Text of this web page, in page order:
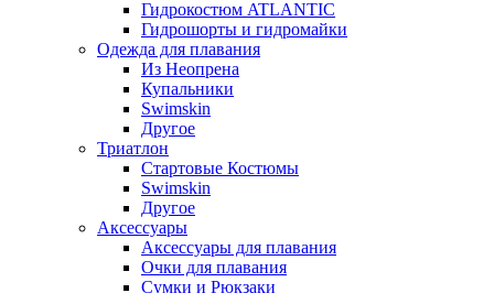
Гидрокостюм ATLANTIC
Гидрошорты и гидромайки
Одежда для плавания
Из Неопрена
Купальники
Swimskin
Другое
Триатлон
Стартовые Костюмы
Swimskin
Другое
Аксессуары
Аксессуары для плавания
Очки для плавания
Сумки и Рюкзаки